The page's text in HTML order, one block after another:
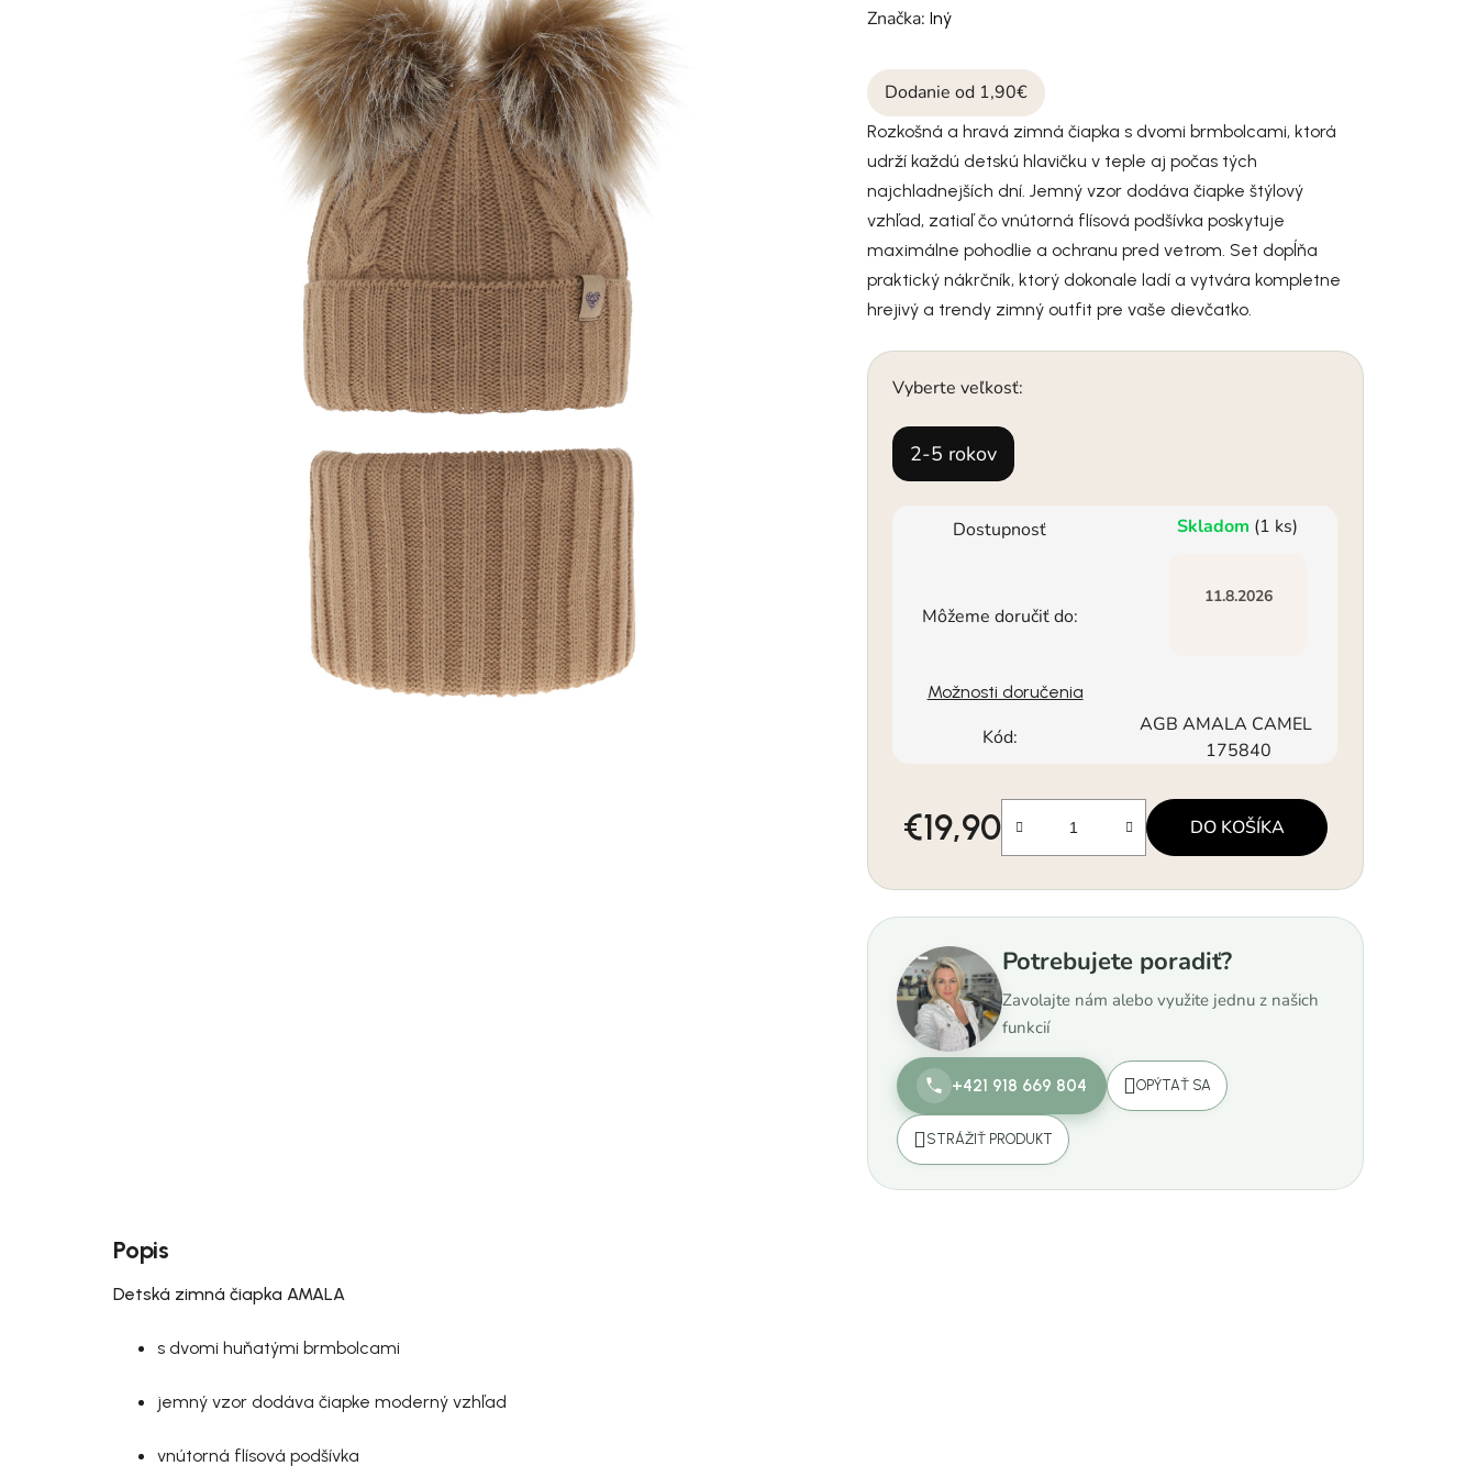
Značka:Iný
Dodanie od 1,90€
Rozkošná a hravá zimná čiapka s dvomi brmbolcami, ktorá
udrží každú detskú hlavičku v teple aj počas tých
najchladnejších dní. Jemný vzor dodáva čiapke štýlový
vzhľad, zatiaľ čo vnútorná flísová podšívka poskytuje
maximálne pohodlie a ochranu pred vetrom. Set dopĺňa
praktický nákrčník, ktorý dokonale ladí a vytvára kompletne
hrejivý a trendy zimný outfit pre vaše dievčatko.
Vyberte veľkosť:
2-5 rokov
Dostupnosť Skladom (1 ks)
Môžeme doručiť do:
11.8.2026
Možnosti doručenia
Kód:
AGB AMALA CAMEL
175840
€19,90
Jednotková cena:
DO KOŠÍKA
Potrebujete poradiť?
Zavolajte nám alebo využite jednu z našich
funkcií
+421 918 669 804 OPÝTAŤ SA
STRÁŽIŤ PRODUKT
Popis
Detská zimná čiapka AMALA
s dvomi huňatými brmbolcami
jemný vzor dodáva čiapke moderný vzhľad
vnútorná flísová podšívka